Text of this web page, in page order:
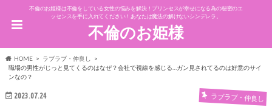
不倫のお姫様は不倫をしている女性の悩みを解決！プリンセスが幸せになる為の秘密のエ
ッセンスを手に入れてください！あなたは魔法の解けないシンデレラ。
不倫のお姫様
HOME
ラブラブ・仲良し
職場の男性がじっと見てくるのはなぜ？会社で視線を感じる…ガン見されてるのは好意のサイ
ンなの？
2023.07.24 ラブラブ・仲良し